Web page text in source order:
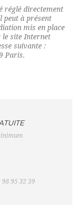
réglé directement
peut à présent
mis en place
le site Internet
suivante :
Paris.
98 95 32 39